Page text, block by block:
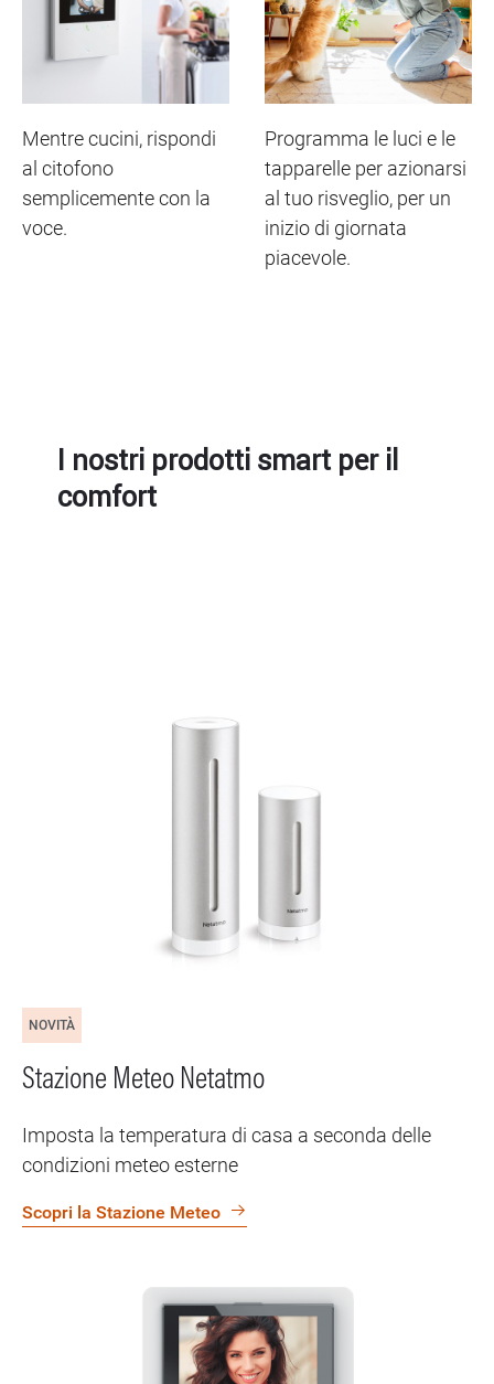
Mentre cucini, rispondi
al citofono
semplicemente con la
voce.
Programma le luci e le
tapparelle per azionarsi
al tuo risveglio, per un
inizio di giornata
piacevole.
I nostri prodotti smart per il
comfort
NOVITÀ
Stazione Meteo Netatmo
Imposta la temperatura di casa a seconda delle
condizioni meteo esterne
Scopri la Stazione Meteo